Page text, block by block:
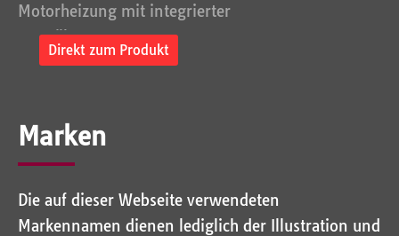
Motorheizung mit integrierter
Umwälzpump...
Direkt zum Produkt
Marken
Die auf dieser Webseite verwendeten
Markennamen dienen lediglich der Illustration und